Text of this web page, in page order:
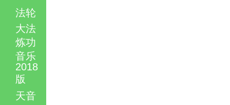
法轮
大法
炼功
音乐
2018
版
天音